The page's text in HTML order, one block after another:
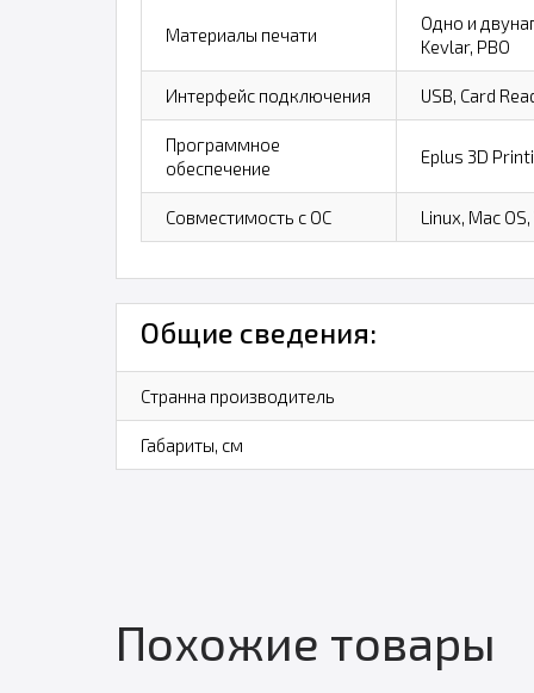
Материалы печати
Одно и
Kevlar, PBO
Интерфейс подключения USB, Card
Программное
обеспечение
Eplus 3D
Совместимость с ОС Linux, Mac
Общие сведения:
Странна производитель
Габариты, см
Похожие товары